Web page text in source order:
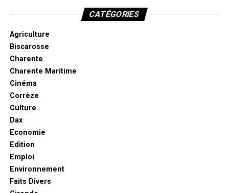
CATÉGORIES
Agriculture
Biscarosse
Charente
Charente Maritime
Cinéma
Corrèze
Culture
Dax
Economie
Edition
Emploi
Environnement
Faits Divers